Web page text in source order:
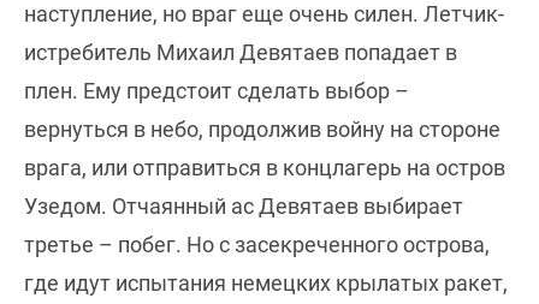
наступление, но враг еще очень силен. Летчик-
истребитель Михаил Девятаев попадает в
плен. Ему предстоит сделать выбор –
вернуться в небо, продолжив войну на стороне
врага, или отправиться в концлагерь на остров
Узедом. Отчаянный ас Девятаев выбирает
третье – побег. Но с засекреченного острова,
где идут испытания немецких крылатых ракет,